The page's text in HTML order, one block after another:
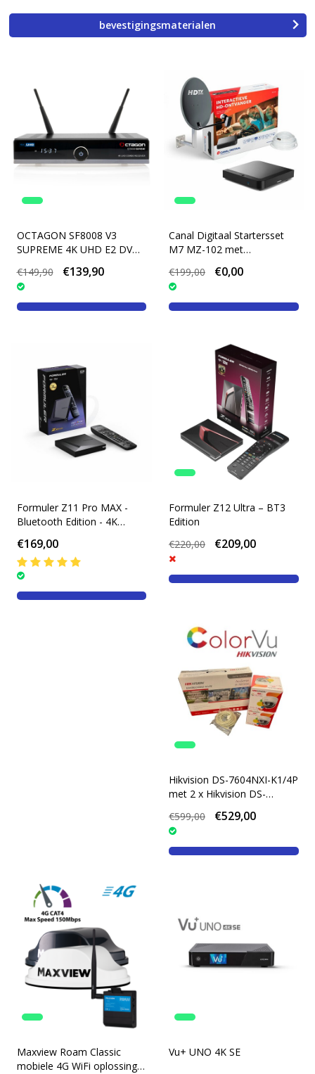
bevestigingsmaterialen
OCTAGON SF8008 V3
SUPREME 4K UHD E2 DVB-
€149,90 €139,90
Canal Digitaal Startersset
M7 MZ-102 met
€199,00 €0,00
Formuler Z11 Pro MAX -
Bluetooth Edition - 4K
€169,00
Formuler Z12 Ultra – BT3
Edition
€220,00
€209,00
Hikvision DS-7604NXI-K1/4P
met 2 x Hikvision DS-
4 MP ColorVu
€599,00 €529,00
Maxview Roam Classic
mobiele 4G WiFi oplossing
Vu+ UNO 4K SE